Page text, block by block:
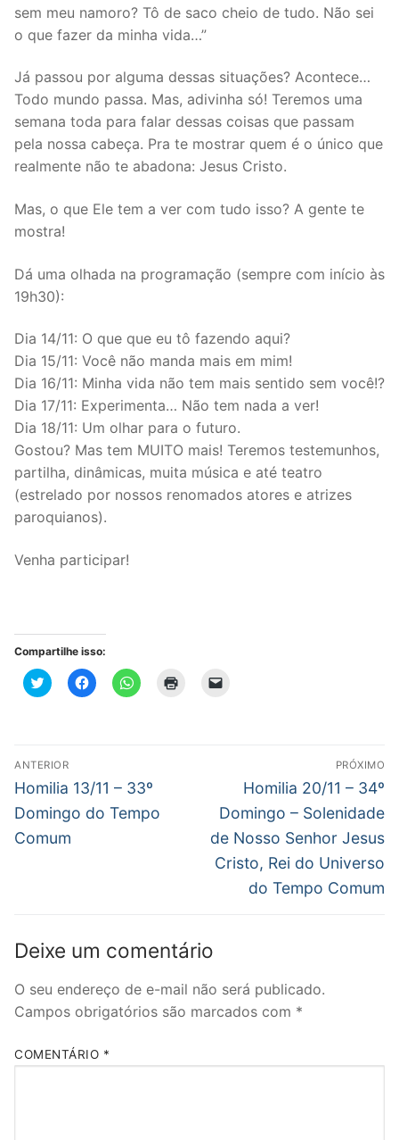
sem meu namoro? Tô de saco cheio de tudo. Não sei
o que fazer da minha vida…”
Já passou por alguma dessas situações? Acontece…
Todo mundo passa. Mas, adivinha só! Teremos uma
semana toda para falar dessas coisas que passam
pela nossa cabeça. Pra te mostrar quem é o único que
realmente não te abadona: Jesus Cristo.
Mas, o que Ele tem a ver com tudo isso? A gente te
mostra!
Dá uma olhada na programação (sempre com início às
19h30):
Dia 14/11: O que que eu tô fazendo aqui?
Dia 15/11: Você não manda mais em mim!
Dia 16/11: Minha vida não tem mais sentido sem você!?
Dia 17/11: Experimenta… Não tem nada a ver!
Dia 18/11: Um olhar para o futuro.
Gostou? Mas tem MUITO mais! Teremos testemunhos,
partilha, dinâmicas, muita música e até teatro
(estrelado por nossos renomados atores e atrizes
paroquianos).
Venha participar!
Compartilhe isso:
Clique
para
janela)
Clique
para
Clique
para
Clique
amigo(abre
em
nova
janela)
Navegação
de
Post
ANTERIOR
Post
anterior:
Homilia 13/11 – 33º
Domingo do Tempo
Comum
PRÓXIMO
Próximo
post:
Homilia 20/11 – 34º
Domingo – Solenidade
de Nosso Senhor Jesus
Cristo, Rei do Universo
do Tempo Comum
Deixe um comentário
O seu endereço de e-mail não será publicado.
Campos obrigatórios são marcados com *
COMENTÁRIO *